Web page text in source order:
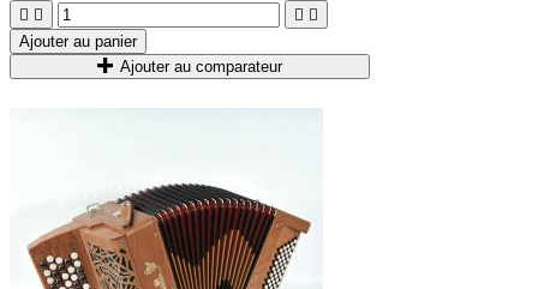
   
Ajouter au panier
Ajouter au comparateur